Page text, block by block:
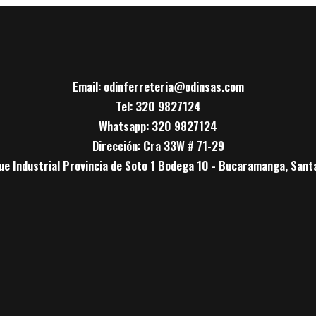
Email: odinferreteria@odinsas.com
Tel: 320 9827124
Whatsapp: 320 9827124
Dirección: Cra 33W # 71-29
Industrial Provincia de Soto 1 Bodega 10 - Bucaramanga,